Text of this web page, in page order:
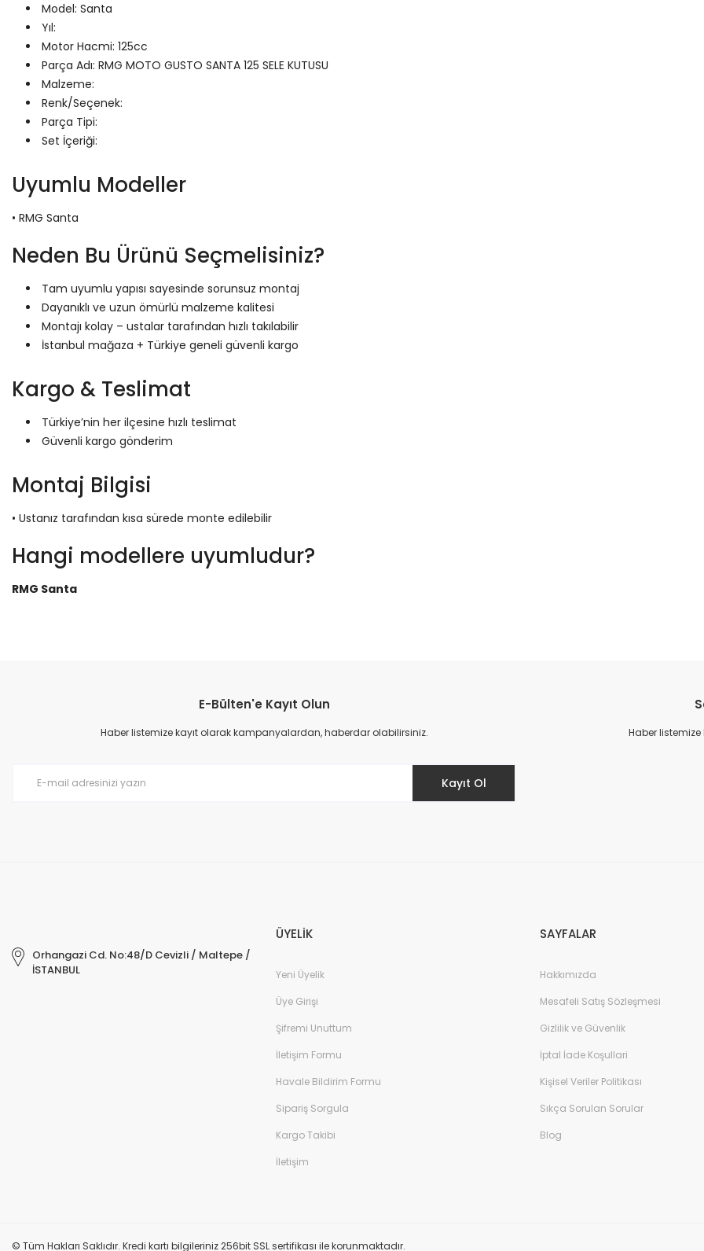
Model: Santa
Yıl:
Motor Hacmi: 125cc
Parça Adı: RMG MOTO GUSTO SANTA 125 SELE KUTUSU
Malzeme:
Renk/Seçenek:
Parça Tipi:
Set İçeriği:
Uyumlu Modeller
• RMG Santa
Neden Bu Ürünü Seçmelisiniz?
Tam uyumlu yapısı sayesinde sorunsuz montaj
Dayanıklı ve uzun ömürlü malzeme kalitesi
Montajı kolay – ustalar tarafından hızlı takılabilir
İstanbul mağaza + Türkiye geneli güvenli kargo
Kargo & Teslimat
Türkiye’nin her ilçesine hızlı teslimat
Güvenli kargo gönderim
Montaj Bilgisi
• Ustanız tarafından kısa sürede monte edilebilir
Hangi modellere uyumludur?
RMG Santa
Ürün resmi kalitesiz, bozuk veya görüntülenemiyor.
Ürün açıklamasında eksik bilgiler bulunuyor.
E-Bülten'e Kayıt Olun
Haber listemize kayıt olarak kampanyalardan, haberdar olabilirsiniz.
Kayıt Ol
Haber
Orhangazi Cd. No:48/D Cevizli / Maltepe /
İSTANBUL
ÜYELİK
Yeni Üyelik
Üye Girişi
Şifremi Unuttum
İletişim Formu
Havale Bildirim Formu
Sipariş Sorgula
Kargo Takibi
İletişim
SAYFALAR
Hakkımızda
Mesafeli Satış Sözleşmesi
Gizlilik ve Güvenlik
İptal İade Koşullari
Kişisel Veriler Politikası
Sıkça Sorulan Sorular
Blog
© Tüm Hakları Saklıdır. Kredi kartı bilgileriniz 256bit SSL sertifikası ile korunmaktadır.